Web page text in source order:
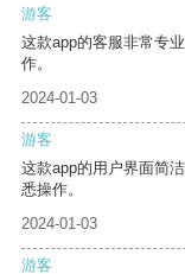
游客
这款app的客服非常专
作。
2024-01-03
游客
这款app的用户界面简
悉操作。
2024-01-03
游客